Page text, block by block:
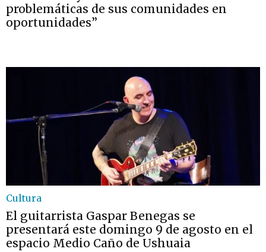
problemáticas de sus comunidades en
oportunidades”
Cultura
El guitarrista Gaspar Benegas se
presentará este domingo 9 de agosto en el
espacio Medio Caño de Ushuaia